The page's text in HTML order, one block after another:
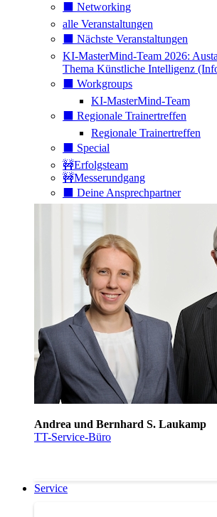
⬛️ Networking
alle Veranstaltungen
⬛️ Nächste Veranstaltungen
KI-MasterMind-Team 2026:
Thema Künstliche Intelligenz
⬛️ Workgroups
KI-MasterMind-Team
⬛️ Regionale Trainertreffen
Regionale Trainertreffen
⬛️ Special
🚧Erfolgsteam
🚧Messerundgang
⬛️ Deine Ansprechpartner
Andrea und Bernhard S. Laukamp
TT-Service-Büro
Service